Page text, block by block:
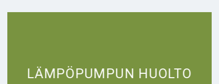
LÄMPÖPUMPUN HUOLTO